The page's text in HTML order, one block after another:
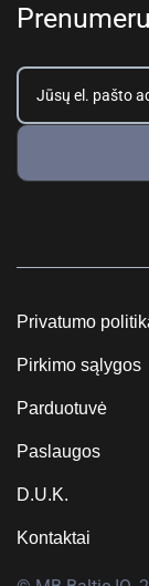
Privatumo
Pirkimo sąlygos
Parduotuvė
Paslaugos
D.U.K.
Kontaktai